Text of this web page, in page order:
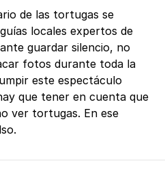
de las tortugas se
locales expertos de
guardar silencio, no
fotos durante toda la
este espectáculo
que tener en cuenta que
ver tortugas. En ese